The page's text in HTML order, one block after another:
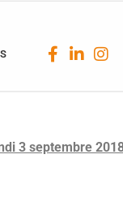
3 septembre